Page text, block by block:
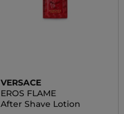
VERSACE
EROS FLAME
After Shave Lotion